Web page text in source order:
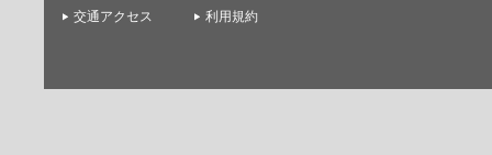
交通アクセス 利用規約